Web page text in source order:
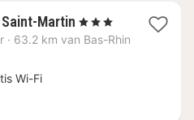
Martin 1
nacht
, 3 Sterren
· 63.2 km van Bas-Rhin
Wi-Fi